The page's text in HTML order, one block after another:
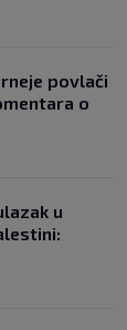
povlači
o
u